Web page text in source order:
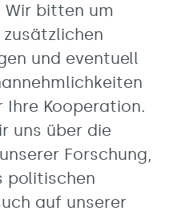
Wir bitten um
und eventuell
Ihre Kooperation.
uns über die
Forschung,
politischen
auf unserer